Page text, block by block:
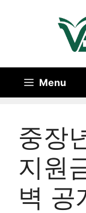
Menu
중장
지원
벽 공